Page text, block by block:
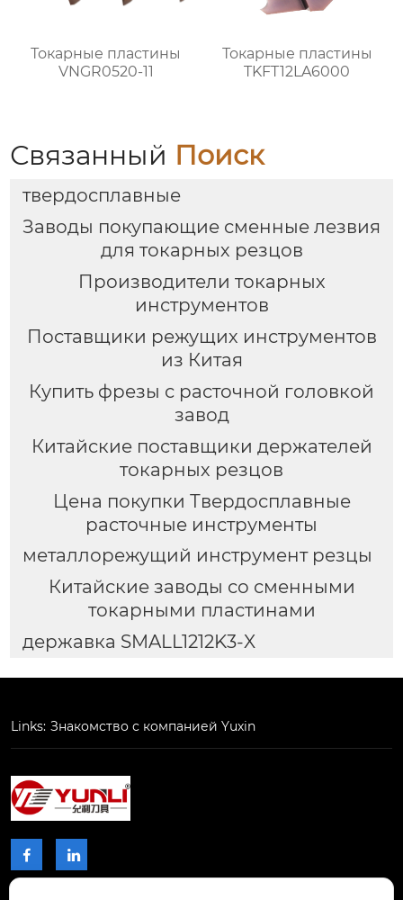
Токарные пластины
VNGR0520-11
Токарные пластины
TKFT12LA6000
Связанный Поиск
твердосплавные
Заводы покупающие сменные лезвия
для токарных резцов
Производители токарных
инструментов
Поставщики режущих инструментов
из Китая
Купить фрезы с расточной головкой
завод
Китайские поставщики держателей
токарных резцов
Цена покупки Твердосплавные
расточные инструменты
металлорежущий инструмент резцы
Китайские заводы со сменными
токарными пластинами
державка SMALL1212K3-X
Links: Знакомство с компанией Yuxin
 